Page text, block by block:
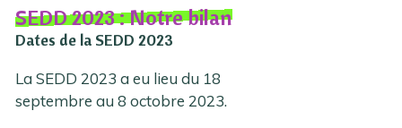
SEDD 2023 : Notre bilan
Dates de la SEDD 2023
La SEDD 2023 a eu lieu du 18
septembre au 8 octobre 2023.